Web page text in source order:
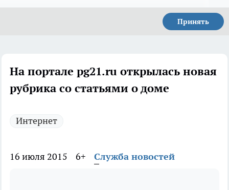
Принять
На портале pg21.ru открылась новая
рубрика со статьями о доме
Интернет
16 июля 2015 6+ Служба новостей